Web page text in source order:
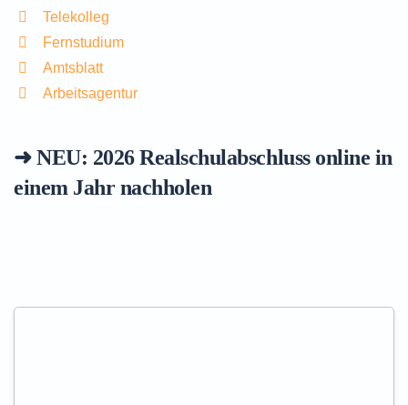
Telekolleg
Fernstudium
Amtsblatt
Arbeitsagentur
➜ NEU: 2026Realschulabschluss online in
einem Jahr nachholen